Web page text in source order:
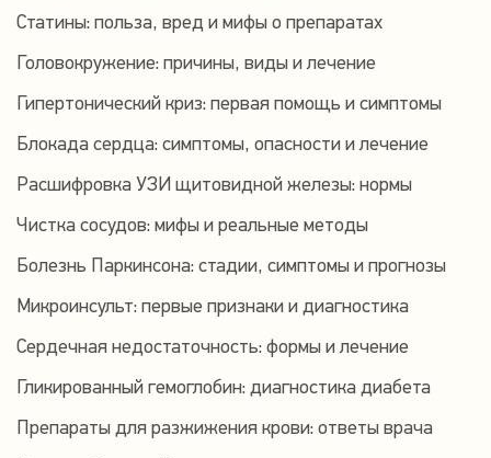
Статины: польза, вред и мифы о препаратах
Головокружение: причины, виды и лечение
Гипертонический криз: первая помощь и симптомы
Блокада сердца: симптомы, опасности и лечение
Расшифровка УЗИ щитовидной железы: нормы
Чистка сосудов: мифы и реальные методы
Болезнь Паркинсона: стадии, симптомы и прогнозы
Микроинсульт: первые признаки и диагностика
Сердечная недостаточность: формы и лечение
Гликированный гемоглобин: диагностика диабета
Препараты для разжижения крови: ответы врача